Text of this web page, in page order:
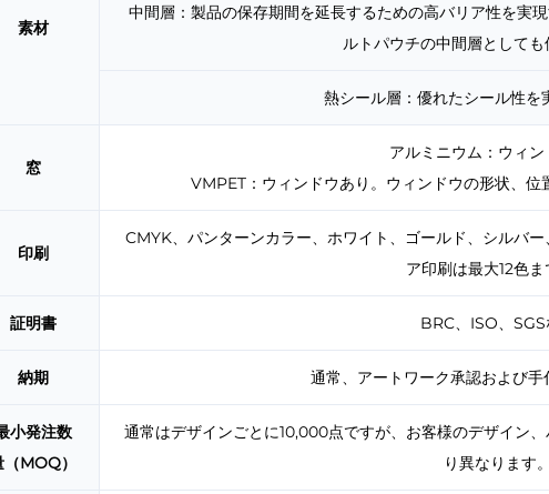
素材
中間層：製品の保存期間を延長するための高バリア性を実
ルトパウチの中間層としても
熱シール層：優れたシール性を
窓
アルミニウム：ウィン
VMPET：ウィンドウあり。ウィンドウの形状、位
印刷
CMYK、パンターンカラー、ホワイト、ゴールド、シルバ
ア印刷は最大12色
証明書 BRC、ISO、SGS
納期 通常、アートワーク承認および手
小発注数
（MOQ）
通常はデザインごとに10,000点ですが、お客様のデザイン
り異なります。